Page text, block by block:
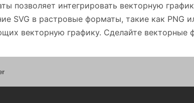
позволяет интегрировать векторную
SVG в растровые форматы, такие как PNG
векторную графику. Сделайте векторные